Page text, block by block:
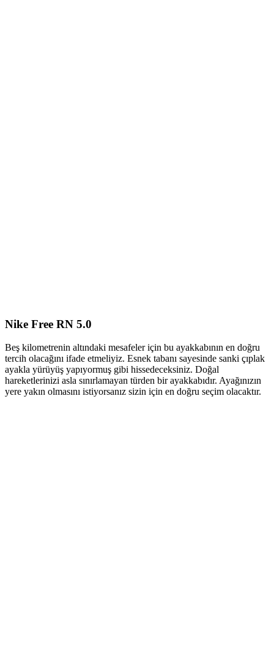
Nike Free RN 5.0
Beş kilometrenin altındaki mesafeler için bu ayakkabının en doğru
tercih olacağını ifade etmeliyiz. Esnek tabanı sayesinde sanki çıplak
ayakla yürüyüş yapıyormuş gibi hissedeceksiniz. Doğal
hareketlerinizi asla sınırlamayan türden bir ayakkabıdır. Ayağınızın
yere yakın olmasını istiyorsanız sizin için en doğru seçim olacaktır.